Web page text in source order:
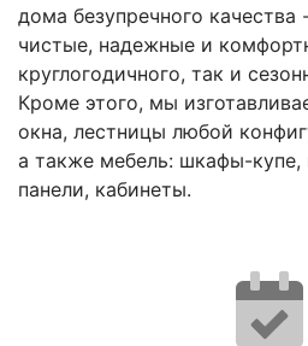
дома безупречного качества
чистые, надежные и
круглогодичного, так и
Кроме этого, мы
окна, лестницы любой
а также мебель: шкафы-купе,
панели, кабинеты.